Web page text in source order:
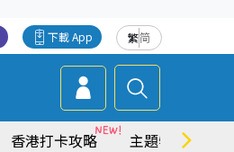
繁简
下載 App
香港打卡攻略 主題特集